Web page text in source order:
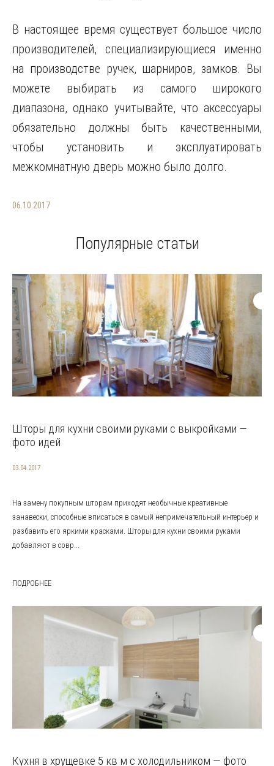
В настоящее время существует большое число
производителей, специализирующиеся именно
на производстве ручек, шарниров, замков. Вы
можете выбирать из самого широкого
диапазона, однако учитывайте, что аксессуары
обязательно должны быть качественными,
чтобы установить и эксплуатировать
межкомнатную дверь можно было долго.
06.10.2017
Популярные статьи
Шторы для кухни своими руками с выкройками —
фото идей
03.04.2017
На замену покупным шторам приходят необычные креативные
занавески, способные вписаться в самый непримечательный интерьер и
разбавить его яркими красками. Шторы для кухни своими руками
добавляют в совр...
ПОДРОБНЕЕ
Кухня в хрущевке 5 кв м с холодильником — фото